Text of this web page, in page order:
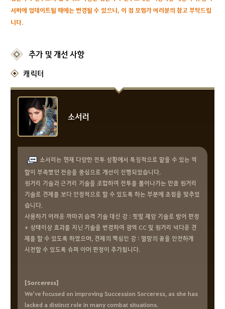
서버에 업데이트될 때에는 변경될 수 있으니, 이 점 모험가 여러분의 참고 부탁드립
니다.
추가 및 개선 사항
캐릭터
소서러
소서러는 현재 다양한 전투 상황에서 특징적으로 맡을 수 있는 역
할이 부족했던 전승을 중심으로 개선이 진행되었습니다.
원거리 기술과 근거리 기술을 조합하여 전투를 풀어나가는 만큼 원거리
기술로 견제를 보다 안정적으로 할 수 있도록 하는 부분에 초점을 맞추었
습니다.
사용하기 어려운 까마귀 습격 기술 대신 강 : 핏빛 재앙 기술로 방어 판정
+ 상태이상 효과를 지닌 기술을 변경하여 광역 CC 및 원거리 넉다운 견
제를 할 수 있도록 하였으며, 견제의 핵심인 강 : 멸망의 꿈을 안전하게
시전할 수 있도록 슈퍼 아머 판정이 추가됩니다.
[Sorceress]
We've focused on improving Succession Sorceress, as she has
lacked a distinct role in many combat situations.